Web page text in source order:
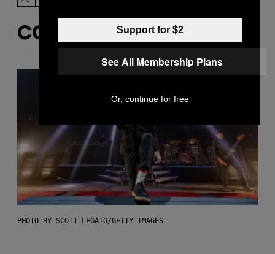
CONTENUTI SIMILI
PHOTO BY SCOTT LEGATO/GETTY IMAGES
Support for $2
See All Membership Plans
Or, continue for free